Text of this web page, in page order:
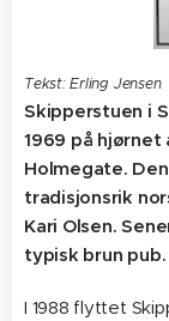
Tekst: Erling Jensen
Skipperstuen i
1969 på
Holmegate.
tradisjonsrik
Kari Olsen.
typisk brun pub.
I 1988 flyttet